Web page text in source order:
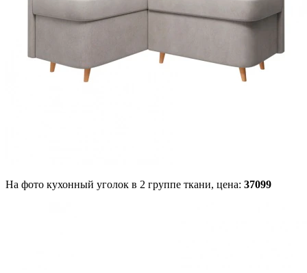
На фото кухонный уголок в 2 группе ткани, цена: 37099